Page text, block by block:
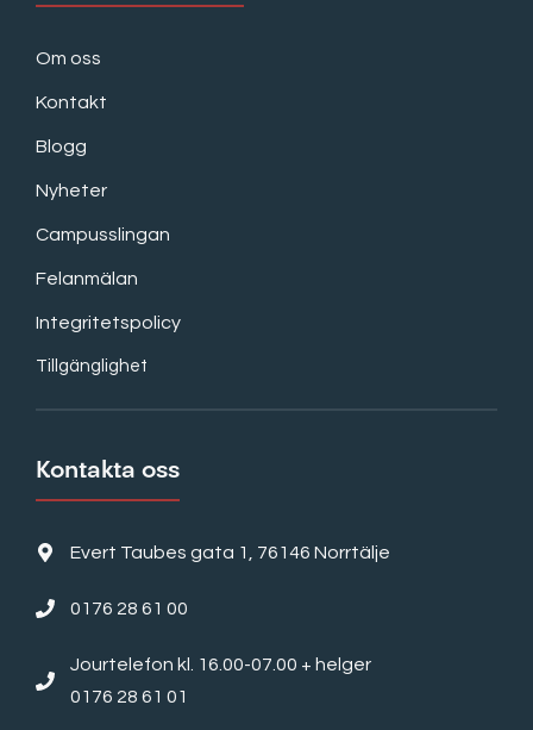
Om oss
Kontakt
Blogg
Nyheter
Campusslingan
Felanmälan
Integritetspolicy
Tillgänglighet
Kontakta oss
Evert Taubes gata 1, 76146 Norrtälje
0176 28 61 00
Jourtelefon kl. 16.00-07.00 + helger
0176 28 61 01